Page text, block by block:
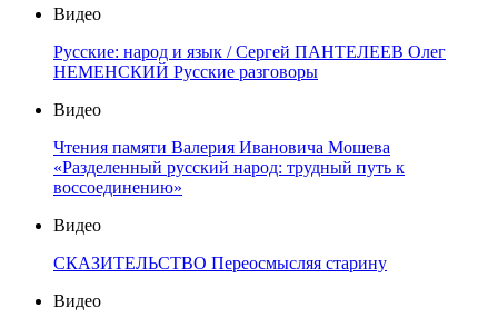
Видео
Русские: народ и язык / Сергей ПАНТЕЛЕЕВ Олег
НЕМЕНСКИЙ Русские разговоры
Видео
Чтения памяти Валерия Ивановича Мошева
«Разделенный русский народ: трудный путь к
воссоединению»
Видео
СКАЗИТЕЛЬСТВО Переосмысляя старину
Видео